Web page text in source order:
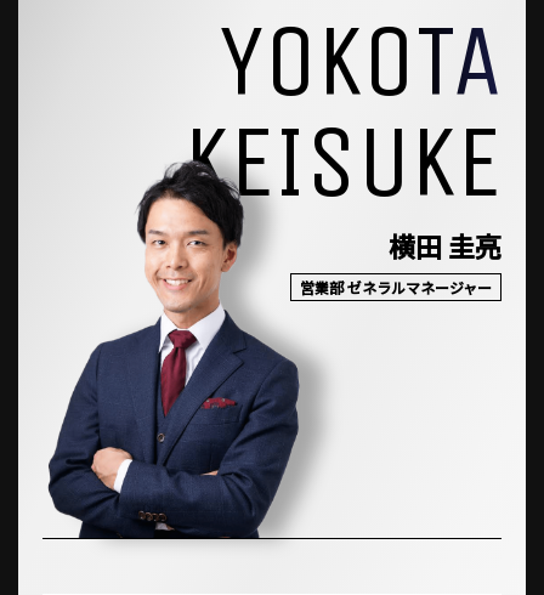
YOKOTA
KEISUKE
横田 圭亮
営業部 ゼネラルマネージャー